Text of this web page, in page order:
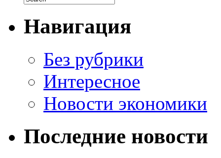
Навигация
Без рубрики
Интересное
Новости экономики
Последние новости